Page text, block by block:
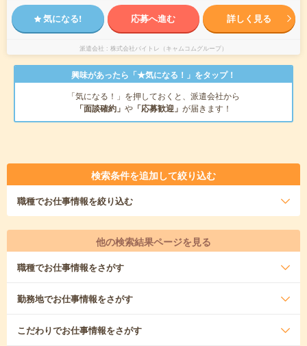
気になる! 応募へ進む 詳しく見る
派遣会社 株式会社バイトレ（キャムコムグループ）
興味があったら「★気になる！」をタップ！
「気になる！」を押しておくと、派遣会社から
「面談確約」 や 「応募歓迎」 が届きます！
検索条件を追加して絞り込む
職種でお仕事情報を絞り込む
他の検索結果ページを見る
職種でお仕事情報をさがす
勤務地でお仕事情報をさがす
こだわりでお仕事情報をさがす